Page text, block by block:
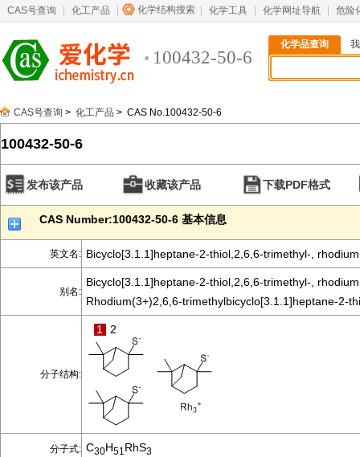
CAS号查询 化工产品 化学结构搜索 化学工具 化学网址导航 危险
100432-50-6
化学品查询
CAS号查询 > 化工产品 > CAS No.100432-50-6
100432-50-6
发布该产品 收藏该产品 下载PDF格式
CAS Number:100432-50-6 基本信息
英文名: Bicyclo[3.1.1]heptane-2-thiol,2,6,6-trimethyl-,
别名:
Bicyclo[3.1.1]heptane-2-thiol,2,6,6-trimethyl-,
Rhodium(3+)2,6,6-trimethylbicyclo[3.1.1]heptane-2-
分子结构:
1 2
分子式: C30H51 RhS3